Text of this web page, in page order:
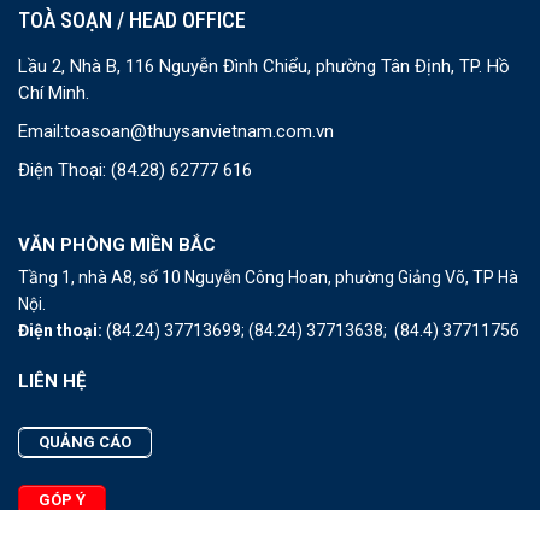
TOÀ SOẠN / HEAD OFFICE
Lầu 2, Nhà B, 116 Nguyễn Đình Chiểu, phường Tân Định, TP. Hồ
Chí Minh.
Email:toasoan@thuysanvietnam.com.vn
Điện Thoại: (84.28) 62777 616
VĂN PHÒNG MIỀN BẮC
Tầng 1, nhà A8, số 10 Nguyễn Công Hoan, phường Giảng Võ, TP Hà
Nội.
Điện thoại: (84.24) 37713699; (84.24) 37713638; (84.4) 37711756
LIÊN HỆ
QUẢNG CÁO
GÓP Ý